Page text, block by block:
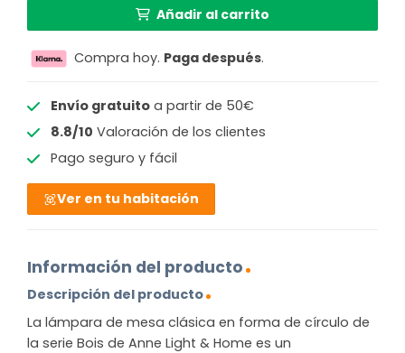
Añadir al carrito
Compra hoy. Paga después.
Envío gratuitoa partir de 50€
8.8/10 Valoración de los clientes
Pago seguro y fácil
Ver en tu habitación
Información del producto
Descripción del producto
La lámpara de mesa clásica en forma de círculo de
la serie Bois de Anne Light & Home es un